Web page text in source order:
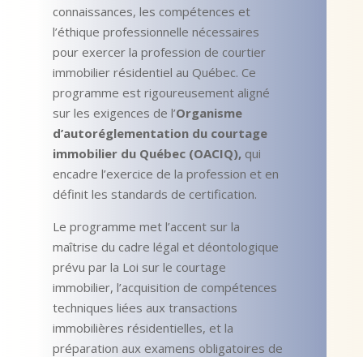
connaissances, les compétences et
l’éthique professionnelle nécessaires
pour exercer la profession de courtier
immobilier résidentiel au Québec. Ce
programme est rigoureusement aligné
sur les exigences de l’Organisme
d’autoréglementation du courtage
immobilier du Québec (OACIQ), qui
encadre l’exercice de la profession et en
définit les standards de certification.
Le programme met l’accent sur la
maîtrise du cadre légal et déontologique
prévu par la Loi sur le courtage
immobilier, l’acquisition de compétences
techniques liées aux transactions
immobilières résidentielles, et la
préparation aux examens obligatoires de